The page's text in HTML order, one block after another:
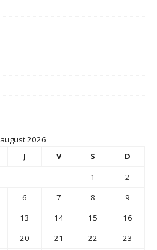
august 2026
J V S
D
1
2
6 7 8
9
13 14 15
16
20 21 22
23